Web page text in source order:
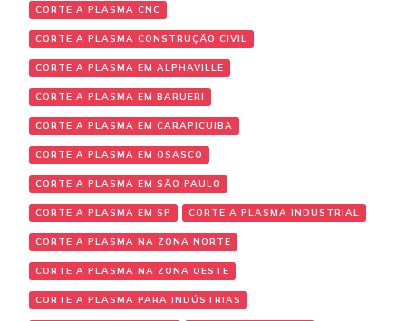
CORTE A PLASMA CNC
CORTE A PLASMA CONSTRUÇÃO CIVIL
CORTE A PLASMA EM ALPHAVILLE
CORTE A PLASMA EM BARUERI
CORTE A PLASMA EM CARAPICUIBA
CORTE A PLASMA EM OSASCO
CORTE A PLASMA EM SÃO PAULO
CORTE A PLASMA EM SP CORTE A PLASMA INDUSTRIAL
CORTE A PLASMA NA ZONA NORTE
CORTE A PLASMA NA ZONA OESTE
CORTE A PLASMA PARA INDÚSTRIAS